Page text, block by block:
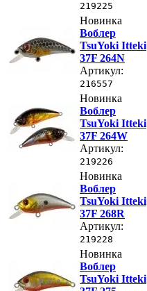
219225
Новинка
Воблер
TsuYoki Itteki
37F 264N
Артикул:
216557
Новинка
Воблер
TsuYoki Itteki
37F 264W
Артикул:
219226
Новинка
Воблер
TsuYoki Itteki
37F 268R
Артикул:
219228
Новинка
Воблер
TsuYoki Itteki